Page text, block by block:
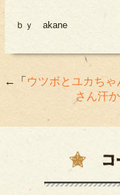
ｂｙ akane
←「 ウツボとユカちゃ
さん汗